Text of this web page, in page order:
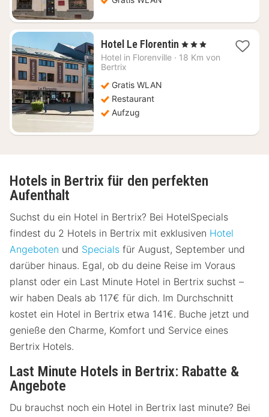
Hotel Le Florentin 1
Nacht
, 3 Sterne
Hotel in Florenville · 18 Km von
Bertrix
Gratis WLAN
Restaurant
Aufzug
Hotels in Bertrix für den perfekten
Aufenthalt
Suchst du ein Hotel in Bertrix? Bei HotelSpecials
findest du 2 Hotels in Bertrix mit exklusiven Hotel
Angeboten und Specials für August, September und
darüber hinaus. Egal, ob du deine Reise im Voraus
planst oder ein Last Minute Hotel in Bertrix suchst –
wir haben Deals ab 117€ für dich. Im Durchschnitt
kostet ein Hotel in Bertrix etwa 141€. Buche jetzt und
genieße den Charme, Komfort und Service eines
Bertrix Hotels.
Last Minute Hotels in Bertrix: Rabatte &
Angebote
Du brauchst noch ein Hotel in Bertrix last minute? Bei